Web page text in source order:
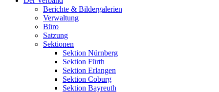
Berichte & Bildergalerien
Verwaltung
Büro
Satzung
Sektionen
Sektion Nürnberg
Sektion Fürth
Sektion Erlangen
Sektion Coburg
Sektion Bayreuth